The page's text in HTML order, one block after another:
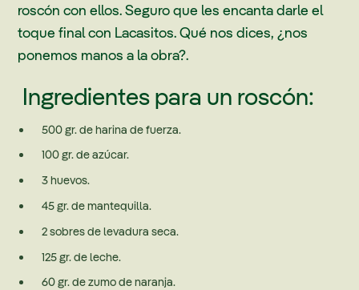
roscón con ellos. Seguro que les encanta darle el
toque final con Lacasitos. Qué nos dices, ¿nos
ponemos manos a la obra?.
Ingredientes para un roscón:
500 gr. de harina de fuerza.
100 gr. de azúcar.
3 huevos.
45 gr. de mantequilla.
2 sobres de levadura seca.
125 gr. de leche.
60 gr. de zumo de naranja.